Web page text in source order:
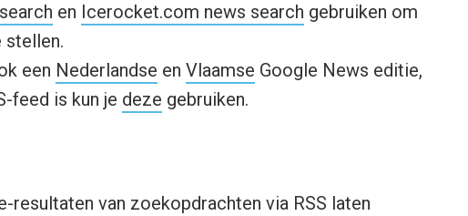
en Icerocket.com news search gebruiken om
stellen.
een Nederlandse en Vlaamse Google News editie,
feed is kun je deze gebruiken.
resultaten van zoekopdrachten via RSS laten